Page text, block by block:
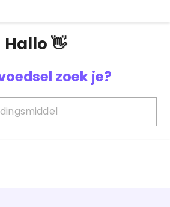
Hallo 👋
zoek je?